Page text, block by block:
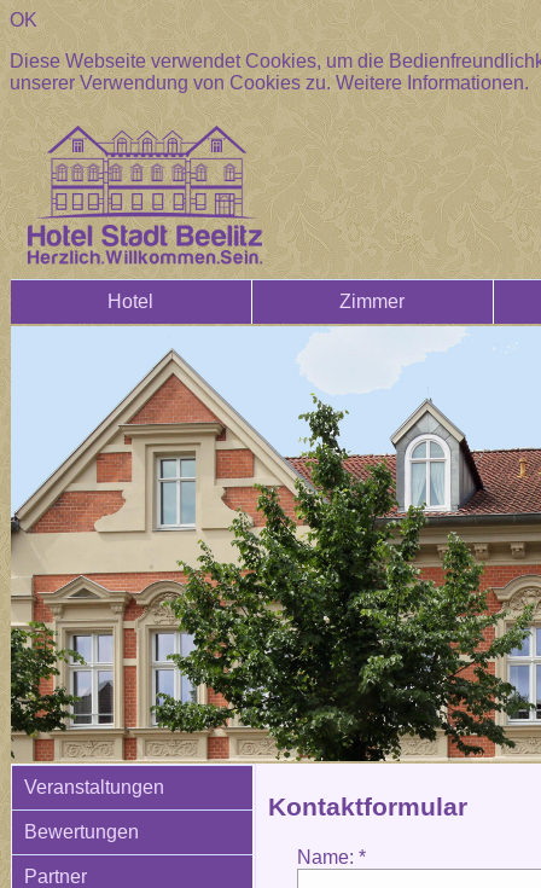
OK
Diese Webseite verwendet Cookies, um die
unserer Verwendung von Cookies zu.Weitere Informationen.
Hotel Zimmer
Veranstaltungen
Bewertungen
Partner
Kontaktformular
Name: *